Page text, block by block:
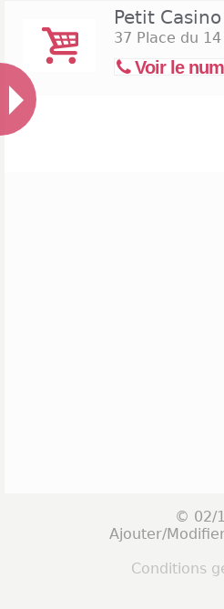
Petit
37 Place du 14
Voir le
© 02/
Ajouter/
Conditions